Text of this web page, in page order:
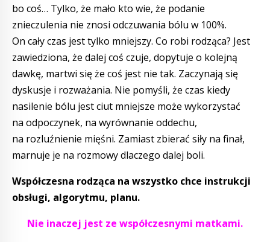
bo coś… Tylko, że mało kto wie, że podanie
znieczulenia nie znosi odczuwania bólu w 100%.
On cały czas jest tylko mniejszy. Co robi rodząca? Jest
zawiedziona, że dalej coś czuje, dopytuje o kolejną
dawkę, martwi się że coś jest nie tak. Zaczynają się
dyskusje i rozważania. Nie pomyśli, że czas kiedy
nasilenie bólu jest ciut mniejsze może wykorzystać
na odpoczynek, na wyrównanie oddechu,
na rozluźnienie mięśni. Zamiast zbierać siły na finał,
marnuje je na rozmowy dlaczego dalej boli.
Współczesna rodząca na wszystko chce instrukcji
obsługi, algorytmu, planu.
Nie inaczej jest ze współczesnymi matkami.